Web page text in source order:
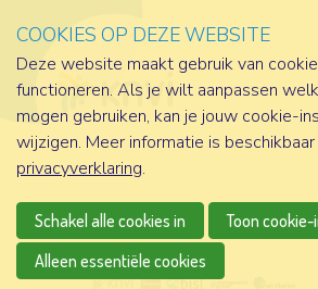
COOKIES OP DEZE WEBSITE
Deze website maakt gebruik van
functioneren. Als je wilt aanpassen
mogen gebruiken, kan je jouw cookie-
wijzigen. Meer informatie is beschikbaar
privacyverklaring.
Schakel alle cookies in
Toon
Alleen essentiële cookies